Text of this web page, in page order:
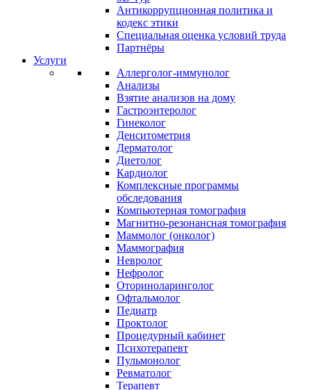
Антикоррупционная политика и
кодекс этики
Специальная оценка условий труда
Партнёры
Услуги
Аллерголог-иммунолог
Анализы
Взятие анализов на дому
Гастроэнтеролог
Гинеколог
Денситометрия
Дерматолог
Диетолог
Кардиолог
Комплексные программы
обследования
Компьютерная томография
Магнитно-резонансная томография
Маммолог (онколог)
Маммография
Невролог
Нефролог
Оториноларинголог
Офтальмолог
Педиатр
Проктолог
Процедурный кабинет
Психотерапевт
Пульмонолог
Ревматолог
Терапевт